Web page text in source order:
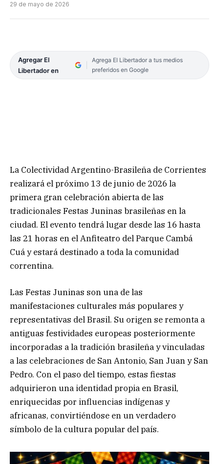
29 de mayo de 2026
Agregar El
Libertador en
Agrega El Libertador a tus medios
preferidos en Google
La Colectividad Argentino-Brasileña de Corrientes
realizará el próximo 13 de junio de 2026 la
primera gran celebración abierta de las
tradicionales Festas Juninas brasileñas en la
ciudad. El evento tendrá lugar desde las 16 hasta
las 21 horas en el Anfiteatro del Parque Cambá
Cuá y estará destinado a toda la comunidad
correntina.
Las Festas Juninas son una de las
manifestaciones culturales más populares y
representativas del Brasil. Su origen se remonta a
antiguas festividades europeas posteriormente
incorporadas a la tradición brasileña y vinculadas
a las celebraciones de San Antonio, San Juan y San
Pedro. Con el paso del tiempo, estas fiestas
adquirieron una identidad propia en Brasil,
enriquecidas por influencias indígenas y
africanas, convirtiéndose en un verdadero
símbolo de la cultura popular del país.